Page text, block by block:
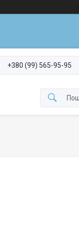
+380 (99) 565-95-95